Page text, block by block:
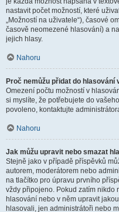
nastavit počet možností, které
„Možností na uživatele“), časové
časově neomezené hlasování) a
jejich hlasy.
Nahoru
Proč nemůžu přidat do hlasování
Omezení počtu možností v
si myslíte, že potřebujete do
povoleno, kontaktujte
Nahoru
Jak můžu upravit nebo smazat
Stejně jako v případě příspěvků
autorem, moderátorem nebo
na tlačítko pro úpravu prvního
vždy připojeno. Pokud zatím nikdo
hlasování nebo v něm upravit
hlasovali, jen administrátoři nebo